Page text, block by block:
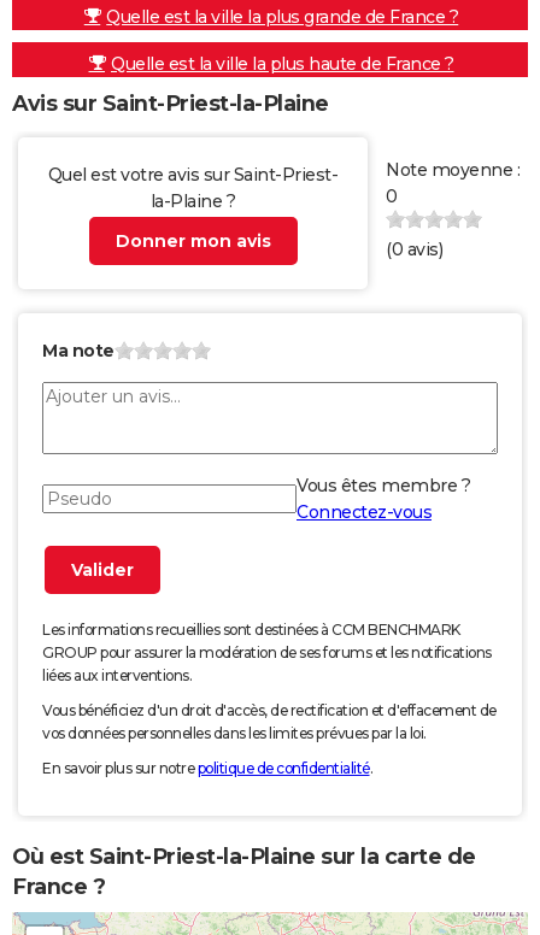
Quelle est la ville la plus grande de France ?
Quelle est la ville la plus haute de France ?
Avis sur Saint-Priest-la-Plaine
Quel est votre avis sur Saint-Priest-
la-Plaine ?
Donner mon avis
Note moyenne :
0
(0 avis)
Ma note
Vous êtes membre ?
Connectez-vous
Les informations recueillies sont destinées à CCM BENCHMARK
GROUP pour assurer la modération de ses forums et les notifications
liées aux interventions.
Vous bénéficiez d'un droit d'accès, de rectification et d'effacement de
vos données personnelles dans les limites prévues par la loi.
En savoir plus sur notrepolitique de confidentialité.
Où est Saint-Priest-la-Plaine sur la carte de
France ?